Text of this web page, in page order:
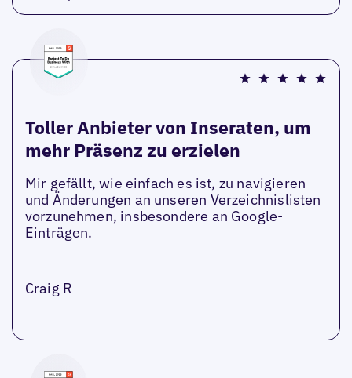
Toller Anbieter von Inseraten, um
mehr Präsenz zu erzielen
Mir gefällt, wie einfach es ist, zu navigieren
und Änderungen an unseren Verzeichnislisten
vorzunehmen, insbesondere an Google-
Einträgen.
Craig R